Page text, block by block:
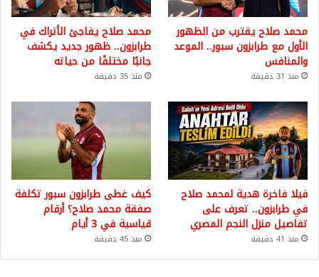
محمد صلاح يقترب من الظهور
الأول مع طرابزون سبور.. الموعد
والمنافس
منذ 31 دقيقة
محمد صلاح يفاجئ الأتراك في
طرابزون.. ظهور جديد يكشف
جانبًا مختلفًا من حياته
منذ 35 دقيقة
فيلا فاخرة هدية لمحمد صلاح
في طرابزون.. تعرف على
تفاصيل منزل النجم المصري
منذ 41 دقيقة
كيف غطى طرابزون سبور تكلفة
صفقة محمد صلاح؟ أرقام
قياسية في 3 أيام
منذ 45 دقيقة